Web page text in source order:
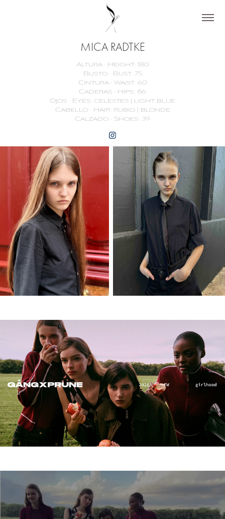
MICA RADTKE
Altura · Height: 180
Busto · Bust: 75
Cintura · Waist: 60
Caderas · Hips: 86
Ojos · Eyes: celestes | light blue
Cabello · Hair: rubio | blonde
Calzado · Shoes: 39